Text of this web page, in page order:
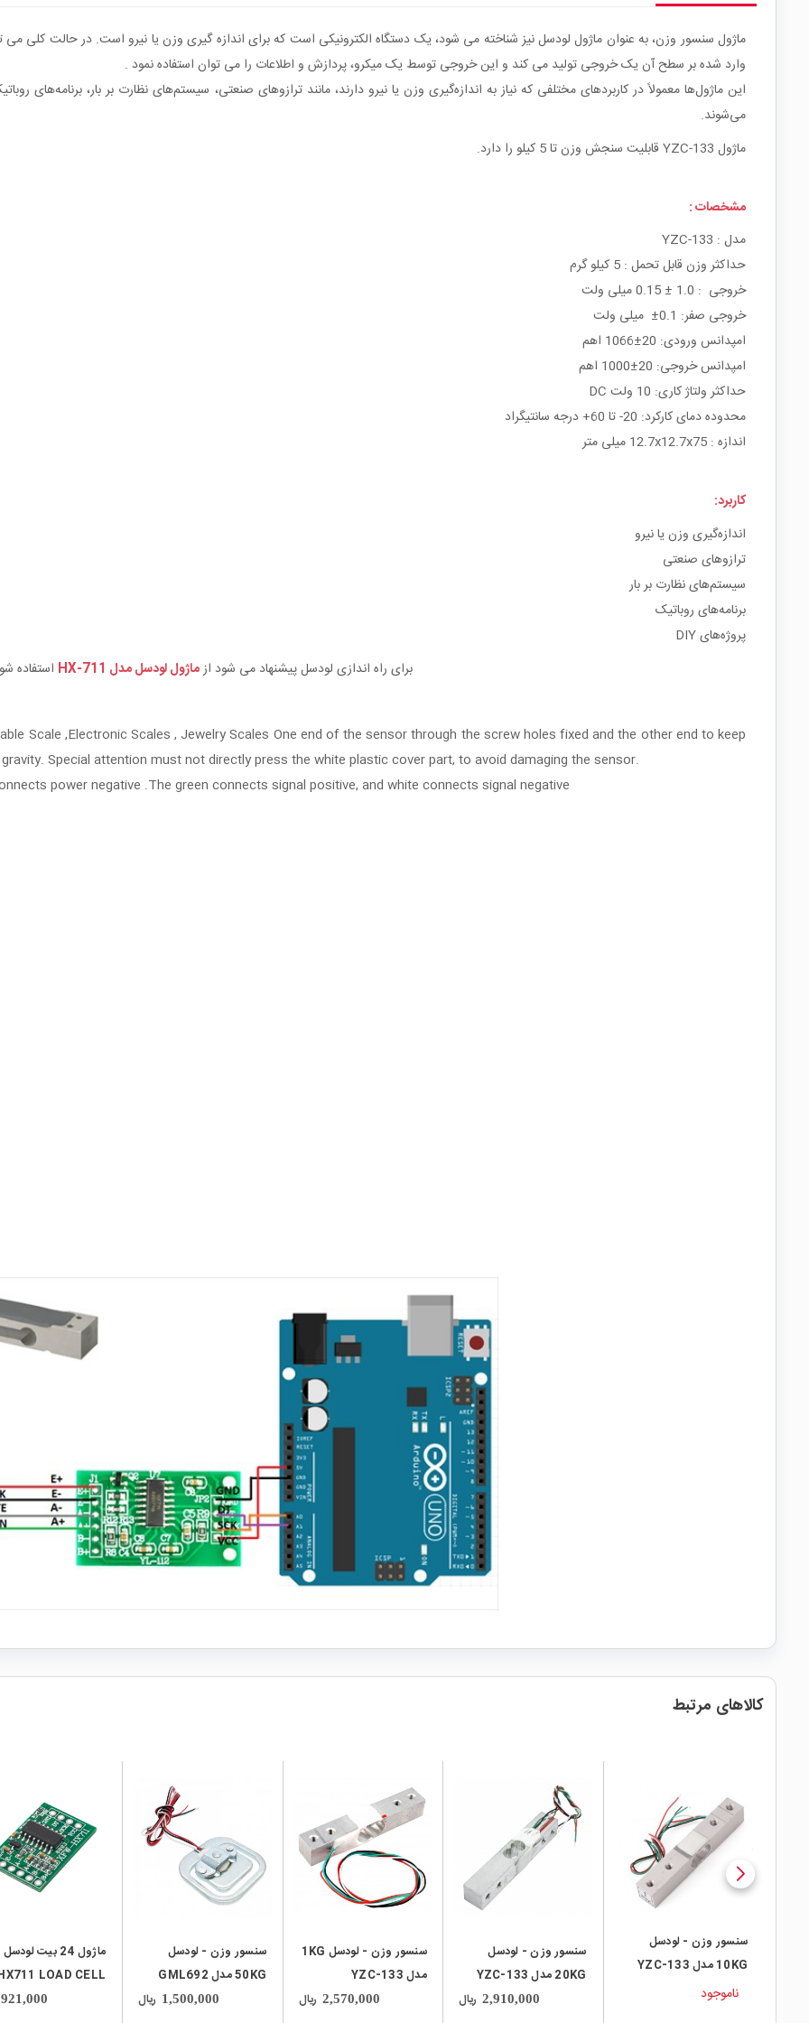
ماژول سنسور وزن، به عنوان ماژول لودسل نیز شناخته می شود، یک دستگاه الکترونیکی است که برای اندازه گیری وزن یا نیرو است. در حالت کلی
وارد شده بر سطح آن یک خروجی تولید می کند و این خروجی توسط یک میکرو، پردازش و اطلاعات را می توان استفاده نمود .
می‌شوند.
ماژول YZC-133 قابلیت سنجش وزن تا 5 کیلو را دارد.
مشخصات :
مدل : YZC-133
حداکثر وزن قابل تحمل : 5 کیلو گرم
خروجی : 1.0 ± 0.15 میلی ولت
خروجی صفر: 0.1± میلی ولت
امپدانس ورودی: 20±1066 اهم
امپدانس خروجی: 20±1000 اهم
حداکثر ولتاژ کاری: 10 ولت DC
محدوده دمای کارکرد: 20- تا 60+ درجه سانتیگراد
اندازه : 12.7x12.7x75 میلی متر
کاربرد:
اندازه‌گیری وزن یا نیرو
ترازوهای صنعتی
سیستم‌های نظارت بر بار
برنامه‌های روباتیک
پروژه‌های DIY
برای راه اندازی لودسل پیشنهاد می شود ازماژول لودسل مدل HX-711 استفاده
Scale ,Electronic Scales , Jewelry Scales One end of the sensor through the screw holes fixed and the other end to keep
Special attention must not directly press the white plastic cover part, to avoid damaging the sensor.
power negative .The green connects signal positive, and white connects signal negative
کالاهای مرتبط
سنسور وزن - لودسل
10KG مدل YZC-133
ناموجود
سنسور وزن - لودسل
20KG مدل YZC-133
2,910,000 ریال
سنسور وزن - لودسل 1KG
مدل YZC-133
2,570,000 ریال
سنسور وزن - لودسل
50KG مدل GML692
1,500,000 ریال
ماژول 24 بیت لودسل
LOAD CELL
921,000